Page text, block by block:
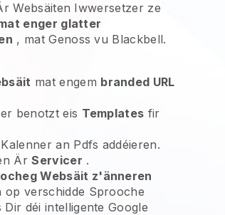
Websäiten Iwwersetzer ze
enger glatter
, mat Genoss vu Blackbell.
mat engem branded URL
benotzt eis Templates fir
an Pdfs addéieren.
ÄrServicer .
Websäit z'änneren
op verschidde Sprooche
déi intelligente Google